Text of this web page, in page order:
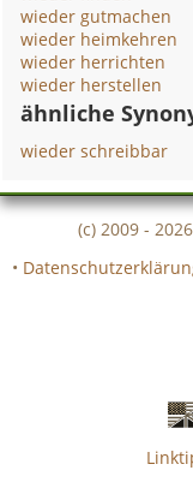
wieder gutmachen
wieder heimkehren
wieder herrichten
wieder herstellen
ähnliche
wieder schreibbar
(c) 2009 -
•